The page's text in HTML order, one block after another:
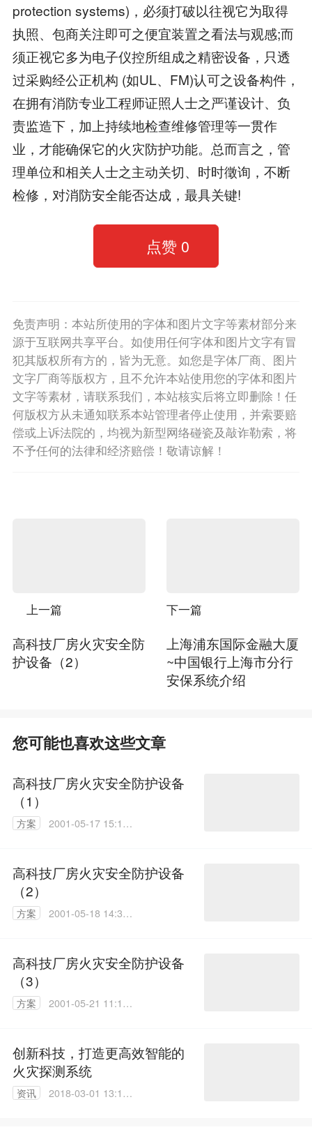
protection systems)，必须打破以往视它为取得
执照、包商关注即可之便宜装置之看法与观感;而
须正视它多为电子仪控所组成之精密设备，只透
过采购经公正机构 (如UL、FM)认可之设备构件，
在拥有消防专业工程师证照人士之严谨设计、负
责监造下，加上持续地检查维修管理等一贯作
业，才能确保它的火灾防护功能。总而言之，管
理单位和相关人士之主动关切、时时徵询，不断
检修，对消防安全能否达成，最具关键!
点赞 0
免责声明：本站所使用的字体和图片文字等素材部分来
源于互联网共享平台。如使用任何字体和图片文字有冒
犯其版权所有方的，皆为无意。如您是字体厂商、图片
文字厂商等版权方，且不允许本站使用您的字体和图片
文字等素材，请联系我们，本站核实后将立即删除！任
何版权方从未通知联系本站管理者停止使用，并索要赔
偿或上诉法院的，均视为新型网络碰瓷及敲诈勒索，将
不予任何的法律和经济赔偿！敬请谅解！
上一篇
高科技厂房火灾安全防
护设备（2）
下一篇
上海浦东国际金融大厦
~中国银行上海市分行
安保系统介绍
您可能也喜欢这些文章
高科技厂房火灾安全防护设备
（1）
方案
2001-05-17 15:16:
高科技厂房火灾安全防护设备
（2）
方案
2001-05-18 14:34:
高科技厂房火灾安全防护设备
（3）
方案
2001-05-21 11:19:
创新科技，打造更高效智能的
火灾探测系统
资讯
2018-03-01 13:16: